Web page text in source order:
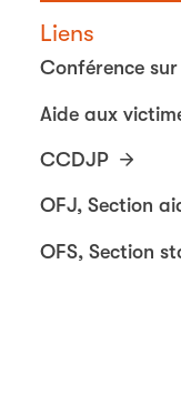
Liens
Conférence sur
Aide aux
CCDJP
OFJ, Section
OFS, Section